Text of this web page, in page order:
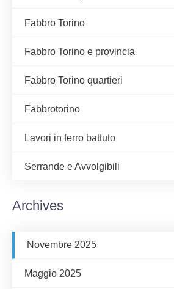
Fabbro Torino
Fabbro Torino e provincia
Fabbro Torino quartieri
Fabbrotorino
Lavori in ferro battuto
Serrande e Avvolgibili
Archives
Novembre 2025
Maggio 2025